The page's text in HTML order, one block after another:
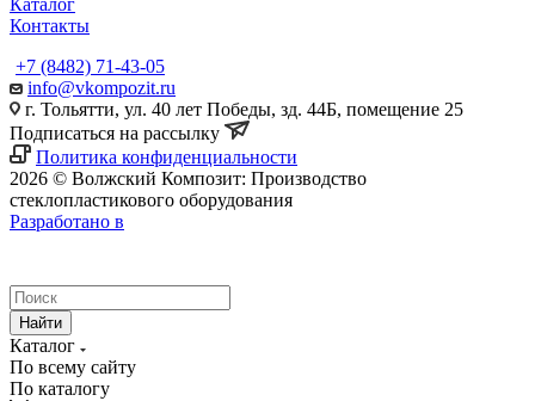
Каталог
Контакты
+7 (8482) 71-43-05
info@vkompozit.ru
г. Тольятти, ул. 40 лет Победы, зд. 44Б, помещение 25
Подписаться на рассылку
Политика конфиденциальности
2026 © Волжский Композит: Производство
стеклопластикового оборудования
Разработано в
Найти
Каталог
По всему сайту
По каталогу